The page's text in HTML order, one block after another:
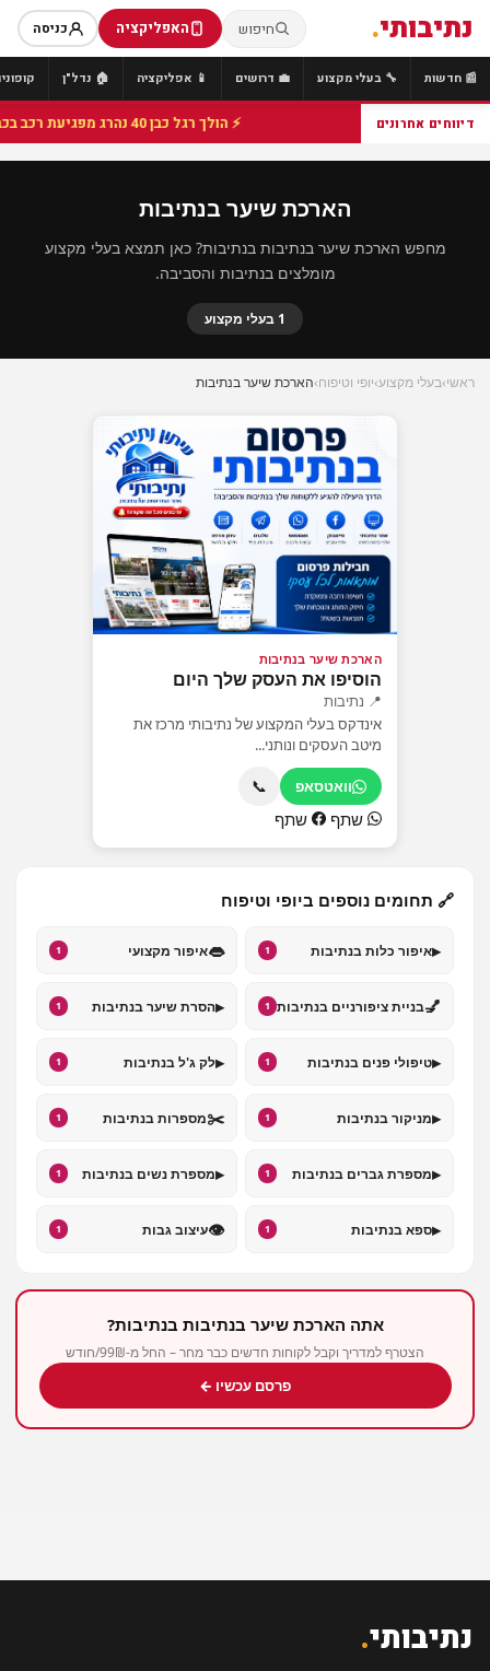
נתיבותי. חיפוש האפליקציה כניסה
📰 חדשות 🔧 בעלי מקצוע 💼 דרושים 📱 אפליקציה 🏠 נדל"ן
דיווחים אחרונים ⚡ הולך רגל כבן 40 נהרג מפגיעת רכב בכביש 25 סמוך לצומת הנשיא, מתנדבי זק"א פועלו בזירה
הארכת שיער בנתיבות
מחפש הארכת שיער בנתיבות בנתיבות? כאן תמצא בעלי מקצוע
מומלצים בנתיבות והסביבה.
1 בעלי מקצוע
ראשי›בעלי מקצוע›יופי וטיפוח›הארכת שיער בנתיבות
הארכת שיער בנתיבות
הוסיפו את העסק שלך היום
📍 נתיבות
אינדקס בעלי המקצוע של נתיבותי מרכז את
מיטב העסקים ונותני...
וואטסאפ 📞
שתף שתף
🔗 תחומים נוספים ביופי וטיפוח
▸איפור כלות בנתיבות 1
👄איפור מקצועי 1
💅בניית ציפורניים בנתיבות 1
▸הסרת שיער בנתיבות 1
▸טיפולי פנים בנתיבות 1
▸לק ג'ל בנתיבות 1
▸מניקור בנתיבות 1
✂️מספרות בנתיבות 1
▸מספרת גברים בנתיבות 1
▸מספרת נשים בנתיבות 1
▸ספא בנתיבות 1
👁️עיצוב גבות 1
אתה הארכת שיער בנתיבות בנתיבות?
הצטרף למדריך וקבל לקוחות חדשים כבר מחר – החל מ-99₪/חודש
פרסם עכשיו ←
נתיבותי.